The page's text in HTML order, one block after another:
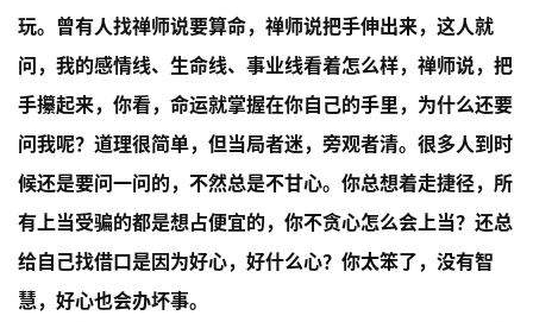
玩。曾有人找禅师说要算命，禅师说把手伸出来，这人就
问，我的感情线、生命线、事业线看着怎么样，禅师说，把
手攥起来，你看，命运就掌握在你自己的手里，为什么还要
问我呢？道理很简单，但当局者迷，旁观者清。很多人到时
候还是要问一问的，不然总是不甘心。你总想着走捷径，所
有上当受骗的都是想占便宜的，你不贪心怎么会上当？还总
给自己找借口是因为好心，好什么心？你太笨了，没有智
慧，好心也会办坏事。